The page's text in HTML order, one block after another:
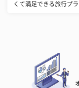
くて満足できる旅行プラ